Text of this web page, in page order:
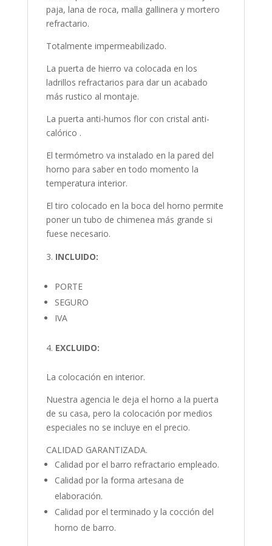
paja, lana de roca, malla gallinera y mortero
refractario.
Totalmente impermeabilizado.
La puerta de hierro va colocada en los
ladrillos refractarios para dar un acabado
más rustico al montaje.
La puerta anti-humos flor con cristal anti-
calórico .
El termómetro va instalado en la pared del
horno para saber en todo momento la
temperatura interior.
El tiro colocado en la boca del horno permite
poner un tubo de chimenea más grande si
fuese necesario.
INCLUIDO:
PORTE
SEGURO
IVA
EXCLUIDO:
La colocación en interior.
Nuestra agencia le deja el horno a la puerta
de su casa, pero la colocación por medios
especiales no se incluye en el precio.
CALIDAD GARANTIZADA.
Calidad por el barro refractario empleado.
Calidad por la forma artesana de
elaboración.
Calidad por el terminado y la cocción del
horno de barro.